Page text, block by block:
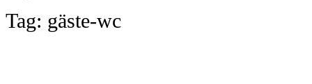
Tag: gäste-wc